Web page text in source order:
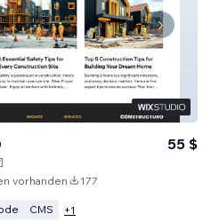
55 $
vorhanden 177
CMS +1